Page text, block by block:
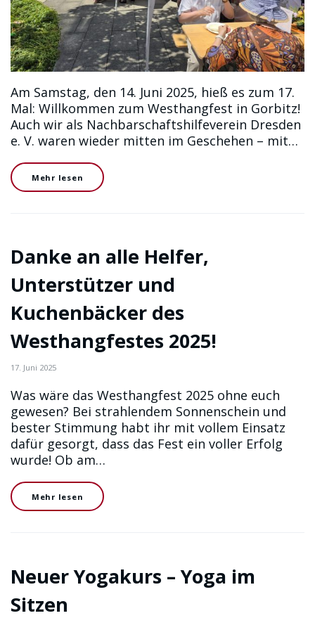
Am Samstag, den 14. Juni 2025, hieß es zum 17.
Mal: Willkommen zum Westhangfest in Gorbitz!
Auch wir als Nachbarschaftshilfeverein Dresden
e. V. waren wieder mitten im Geschehen – mit…
Mehr lesen
Danke an alle Helfer,
Unterstützer und
Kuchenbäcker des
Westhangfestes 2025!
17. Juni 2025
Was wäre das Westhangfest 2025 ohne euch
gewesen? Bei strahlendem Sonnenschein und
bester Stimmung habt ihr mit vollem Einsatz
dafür gesorgt, dass das Fest ein voller Erfolg
wurde! Ob am…
Mehr lesen
Neuer Yogakurs – Yoga im
Sitzen